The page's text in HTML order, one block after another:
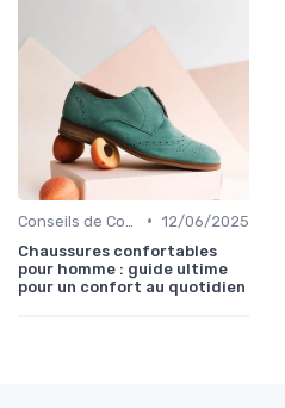
• 12/06/2025
Chaussures confortables
pour homme : guide ultime
pour un confort au quotidien